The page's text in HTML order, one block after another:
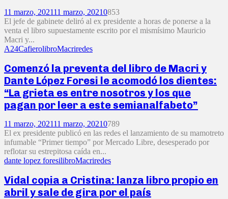
11 marzo, 202111 marzo, 20210853
El jefe de gabinete deliró al ex presidente a horas de ponerse a la
venta el libro supuestamente escrito por el mismísimo Mauricio
Macri y...
A24CafierolibroMacriredes
Comenzó la preventa del libro de Macri y
Dante López Foresi le acomodó los dientes:
“La grieta es entre nosotros y los que
pagan por leer a este semianalfabeto”
11 marzo, 202111 marzo, 20210789
El ex presidente publicó en las redes el lanzamiento de su mamotreto
infumable “Primer tiempo” por Mercado Libre, desesperado por
reflotar su estrepitosa caída en...
dante lopez foresilibroMacriredes
Vidal copia a Cristina: lanza libro propio en
abril y sale de gira por el país